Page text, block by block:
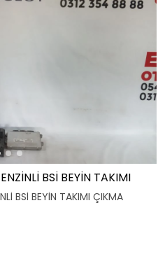
BSİ BEYİN TAKIMI
BSİ BEYİN TAKIMI ÇIKMA